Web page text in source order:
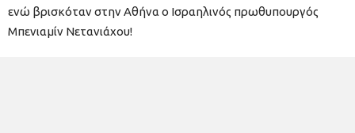
ενώ βρισκόταν στην Αθήνα ο Ισραηλινός πρωθυπουργός
Μπενιαμίν Νετανιάχου!